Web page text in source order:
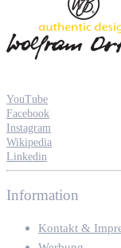
YouTube
Facebook
Instagram
Wikipedia
Linkedin
Information
Kontakt &